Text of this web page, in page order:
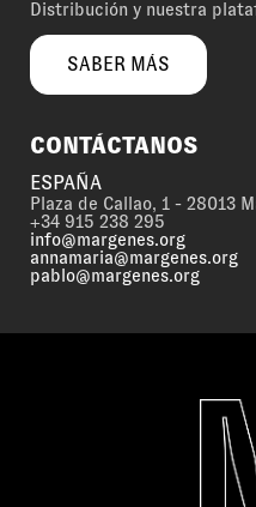
Distribución y nuestra
SABER MÁS
CONTÁCTANOS
ESPAÑA
Plaza de Callao, 1 - 28013
+34 915 238 295
info@margenes.org
annamaria@margenes.org
pablo@margenes.org